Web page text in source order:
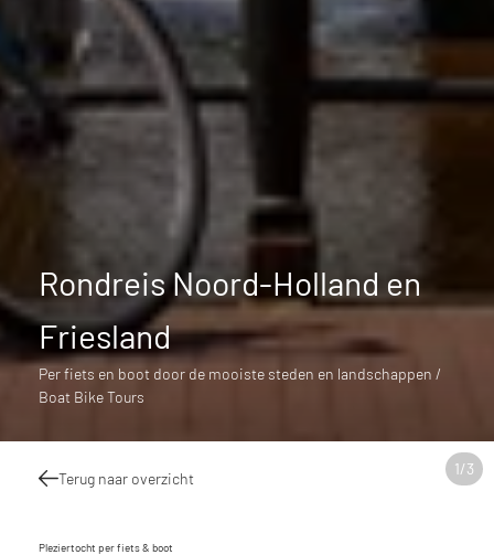
1/3
Rondreis Noord-Holland en
Friesland
Per fiets en boot door de mooiste steden en landschappen /
Boat Bike Tours
Terug naar overzicht
Pleziertocht per fiets & boot